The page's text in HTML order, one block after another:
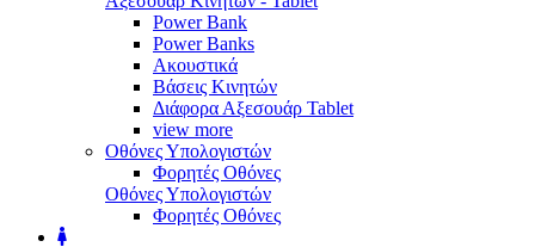
Power Bank
Power Banks
Ακουστικά
Βάσεις Κινητών
Διάφορα Αξεσουάρ Tablet
view more
Οθόνες Υπολογιστών
Φορητές Οθόνες
Οθόνες Υπολογιστών
Φορητές Οθόνες